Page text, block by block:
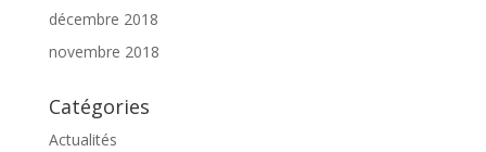
décembre 2018
novembre 2018
Catégories
Actualités